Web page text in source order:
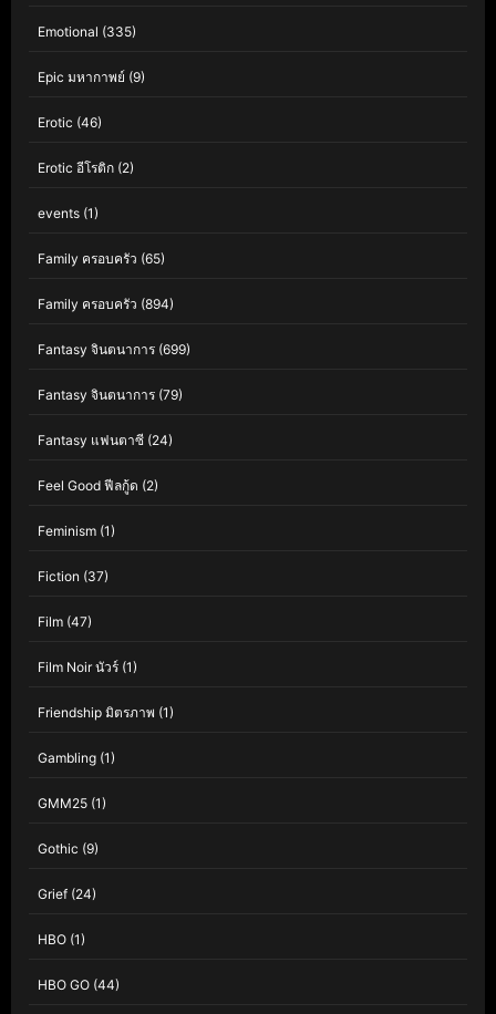
Emotional (335)
Epic มหากาพย์ (9)
Erotic (46)
Erotic อีโรติก (2)
events (1)
Family ครอบครัว (65)
Family ครอบครัว (894)
Fantasy จินตนาการ (699)
Fantasy จินตนาการ (79)
Fantasy แฟนตาซี (24)
Feel Good ฟีลกู้ด (2)
Feminism (1)
Fiction (37)
Film (47)
Film Noir นัวร์ (1)
Friendship มิตรภาพ (1)
Gambling (1)
GMM25 (1)
Gothic (9)
Grief (24)
HBO (1)
HBO GO (44)